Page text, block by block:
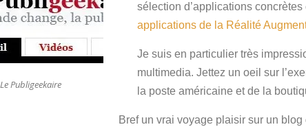
Le Publigeekaire
sélection d’applications
applications de la Réalité
Je suis en particulier très
multimedia. Jettez un oeil sur
la poste américaine et de la
Bref un vrai voyage plaisir sur un